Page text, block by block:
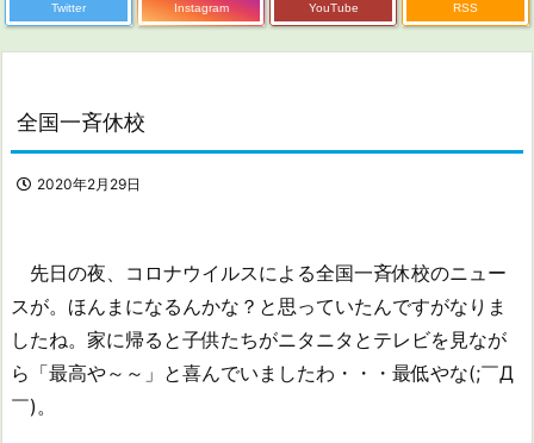
Twitter Instagram YouTube RSS
全国一斉休校
2020年2月29日
先日の夜、コロナウイルスによる全国一斉休校のニュー
スが。ほんまになるんかな？と思っていたんですがなりま
したね。家に帰ると子供たちがニタニタとテレビを見なが
ら「最高や～～」と喜んでいましたわ・・・最低やな(;￣Д
￣)。